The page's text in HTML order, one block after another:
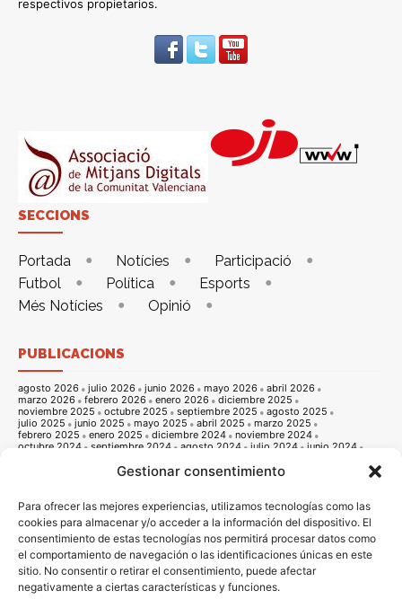
Gestionar consentimiento
Para ofrecer las mejores experiencias, utilizamos tecnologías como las
cookies para almacenar y/o acceder a la información del dispositivo. El
consentimiento de estas tecnologías nos permitirá procesar datos como
el comportamiento de navegación o las identificaciones únicas en este
sitio. No consentir o retirar el consentimiento, puede afectar
negativamente a ciertas características y funciones.
respectivos propietarios.
SECCIONS
Portada Notícies
Participació
Futbol
Política
Esports
Més Notícies
Opinió
PUBLICACIONS
agosto 2026 julio 2026 junio 2026 mayo 2026
abril 2026
marzo 2026
febrero 2026 enero 2026
diciembre 2025
noviembre 2025
octubre 2025 septiembre 2025
agosto 2025
julio 2025
junio 2025 mayo 2025 abril 2025
marzo 2025
febrero 2025
enero 2025 diciembre 2024
noviembre 2024
octubre 2024
septiembre 2024 agosto 2024 julio 2024
junio 2024
noviembre 2023 octubre 2023
septiembre 2023
noviembre 2022
octubre 2022 septiembre 2022
agosto 2022
julio 2022
junio 2022 mayo 2022 abril 2022
marzo 2022
febrero 2022
enero 2022 diciembre 2021
noviembre 2021
octubre 2021
septiembre 2021 agosto 2021 julio 2021
junio 2021
mayo 2021
abril 2021 marzo 2021 febrero 2021
enero 2021
diciembre 2020
noviembre 2020
agosto 2020
julio 2020 junio 2020 mayo 2020
abril 2020
marzo 2020
febrero 2020 enero 2020 diciembre 2019